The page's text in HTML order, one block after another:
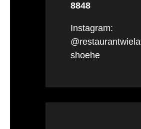
8848
Instagram:
shoehe